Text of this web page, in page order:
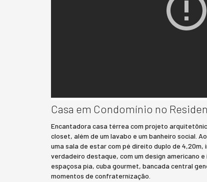
Casa em Condomínio no
Encantadora casa térrea com projeto
closet, além de um lavabo e um banheiro social.
uma sala de estar com pé direito duplo de 4,20m,
verdadeiro destaque, com um design americano
espaçosa pia, cuba gourmet, bancada central
momentos de confraternização.